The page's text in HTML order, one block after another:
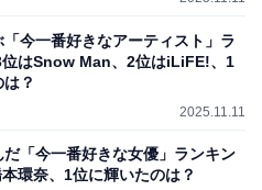
今一番好きなアーティスト」ラ
位はSnow Man、2位はiLiFE!、1
？
2025.11.11
「今一番好きな女優」ランキン
環奈、1位に輝いたのは？